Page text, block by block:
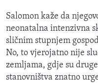
Salomon kaže da
neonatalna intenzivna
sličnim stupnjem
No, to vjerojatno nije
zemljama, gdje su
stanovništva znatno